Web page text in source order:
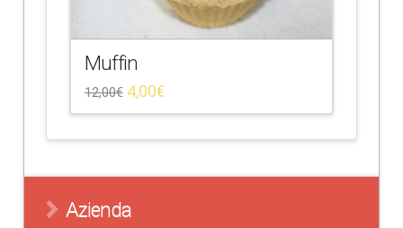
Muffin
12,00€ 4,00€
Azienda